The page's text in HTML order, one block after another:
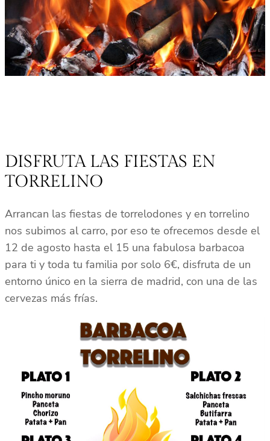
DISFRUTA LAS FIESTAS EN
TORRELINO
Arrancan las fiestas de torrelodones y en torrelino
nos subimos al carro, por eso te ofrecemos desde el
12 de agosto hasta el 15 una fabulosa barbacoa
para ti y toda tu familia por solo 6€, disfruta de un
entorno único en la sierra de madrid, con una de las
cervezas más frías.